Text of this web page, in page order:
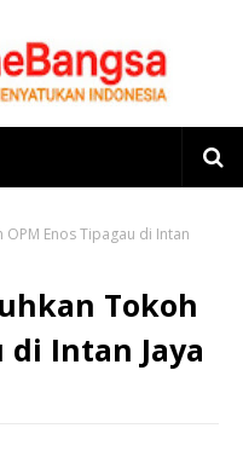
Enos Tipagau di Intan
Tokoh
di Intan Jaya